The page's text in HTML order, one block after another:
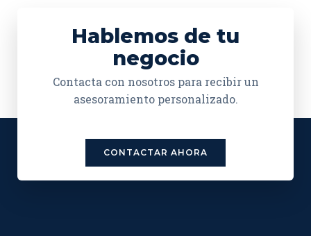
Hablemos de tu
negocio
Contacta con nosotros para recibir un
asesoramiento personalizado.
CONTACTAR AHORA